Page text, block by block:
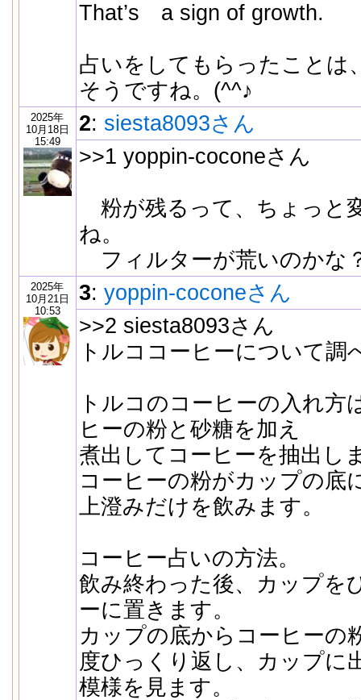
That’s a sign of growth.
占いをしてもらったことは
そうですね。(^^♪
2025年
10月18日
15:49
2: siesta8093さん
>>1 yoppin-coconeさん
粉が残るって、ちょっと
ね。
フィルターが荒いのかな
2025年
10月21日
10:53
3: yoppin-coconeさん
>>2 siesta8093さん
トルココーヒーについて調
トルコのコーヒーの入れ方
ヒーの粉と砂糖を加え
煮出してコーヒーを抽出し
コーヒーの粉がカップの底
上澄みだけを飲みます。
コーヒー占いの方法。
飲み終わった後、カップを
ーに置きます。
カップの底からコーヒーの
度ひっくり返し、カップに
模様を見ます。